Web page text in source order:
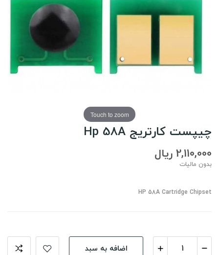
Touch to zoom
چیپست کارتریج Hp 58A
2,110,000 ریال
بدون مالیات
HP 58A Cartridge Chipset
اضافه به سبد